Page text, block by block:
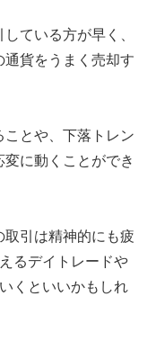
ている方が早く、
貨をうまく売却す
ことや、下落トレン
に動くことができ
引は精神的にも疲
るデイトレードや
くといいかもしれ